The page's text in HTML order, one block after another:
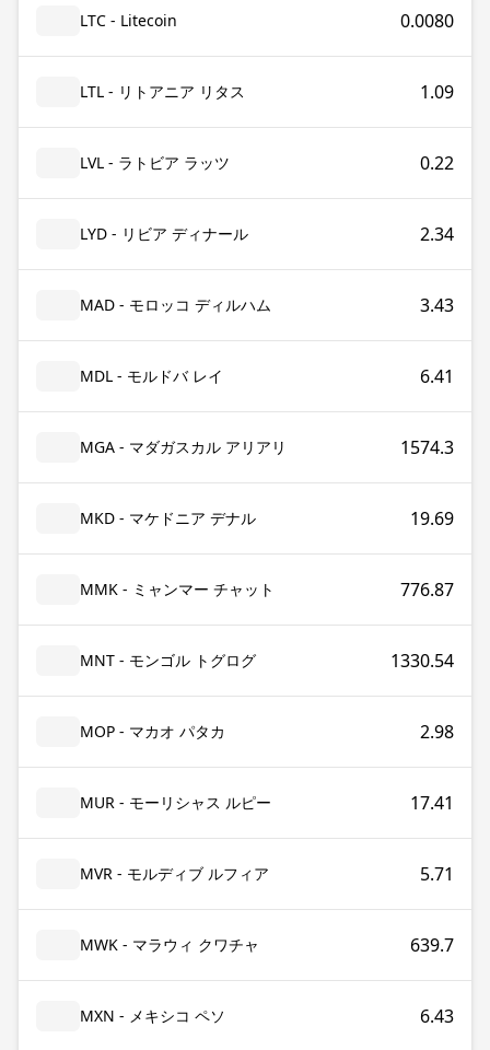
LTC - Litecoin 0.0080
LTL - リトアニア リタス 1.09
LVL - ラトビア ラッツ 0.22
LYD - リビア ディナール 2.34
MAD - モロッコ ディルハム 3.43
MDL - モルドバ レイ 6.41
MGA - マダガスカル アリアリ 1574.3
MKD - マケドニア デナル 19.69
MMK - ミャンマー チャット 776.87
MNT - モンゴル トグログ 1330.54
MOP - マカオ パタカ 2.98
MUR - モーリシャス ルピー 17.41
MVR - モルディブ ルフィア 5.71
MWK - マラウィ クワチャ 639.7
MXN - メキシコ ペソ 6.43